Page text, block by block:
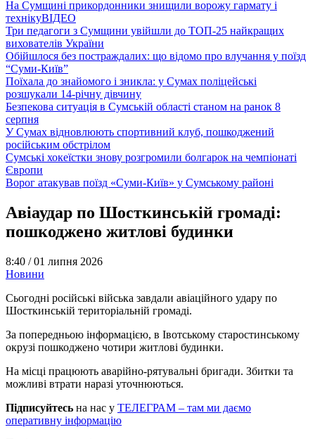
На Сумщині прикордонники знищили ворожу гармату і
технікуВІДЕО
Три педагоги з Сумщини увійшли до ТОП-25 найкращих
вихователів України
Обійшлося без постраждалих: що відомо про влучання у поїзд
“Суми-Київ”
Поїхала до знайомого і зникла: у Сумах поліцейські
розшукали 14-річну дівчину
Безпекова ситуація в Сумській області станом на ранок 8
серпня
У Сумах відновлюють спортивний клуб, пошкоджений
російським обстрілом
Сумські хокеїстки знову розгромили болгарок на чемпіонаті
Європи
Ворог атакував поїзд «Суми-Київ» у Сумському районі
Авіаудар по Шосткинській громаді:
пошкоджено житлові будинки
8:40 /01 липня 2026
Новини
Сьогодні російські війська завдали авіаційного удару по
Шосткинській територіальній громаді.
За попередньою інформацією, в Івотському старостинському
окрузі пошкоджено чотири житлові будинки.
На місці працюють аварійно-рятувальні бригади. Збитки та
можливі втрати наразі уточнюються.
Підписуйтесь на нас у ТЕЛЕГРАМ – там ми даємо
оперативну інформацію